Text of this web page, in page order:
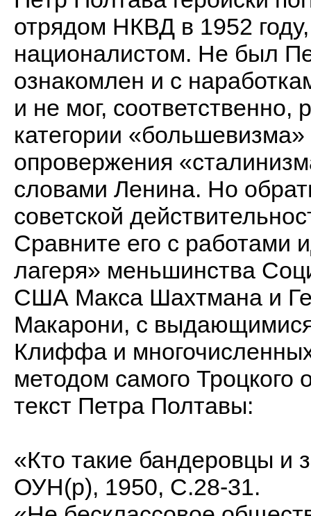
отрядом НКВД в 1952
националистом. Не был
ознакомлен и с
и не мог,
категории
опровержения
словами Ленина. Но
советской
Сравните его с работами
лагеря» меньшинства
США Макса Шахтмана и
Макарони, с
Клиффа и
методом самого
текст Петра Полтавы:
«Кто такие бандеровцы и
ОУН(р), 1950, С.28-31.